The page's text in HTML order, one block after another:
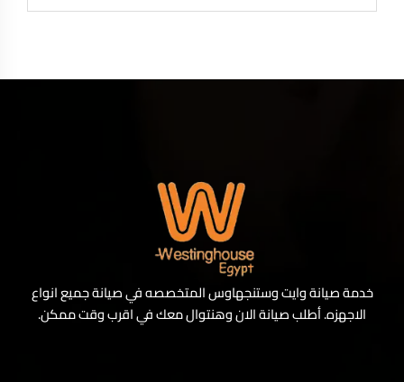
خدمة صيانة وايت وستنجهاوس المتخصصه في صيانة جميع انواع
الاجهزه. أطلب صيانة الان وهنتوال معك في اقرب وقت ممكن.